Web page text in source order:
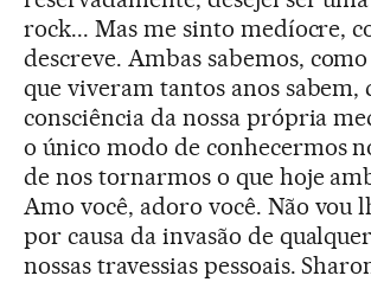
rock... Mas me sinto medíocre,
descreve. Ambas sabemos,
que viveram tantos anos sabem,
consciência da nossa própria
o único modo de conhecermos
de nos tornarmos o que hoje
Amo você, adoro você. Não vou
por causa da invasão de
nossas travessias pessoais.